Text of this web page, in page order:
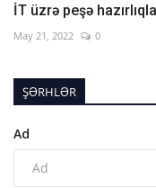
İT üzrə peşə
May 21, 2022 0
ŞƏRHLƏR
Ad